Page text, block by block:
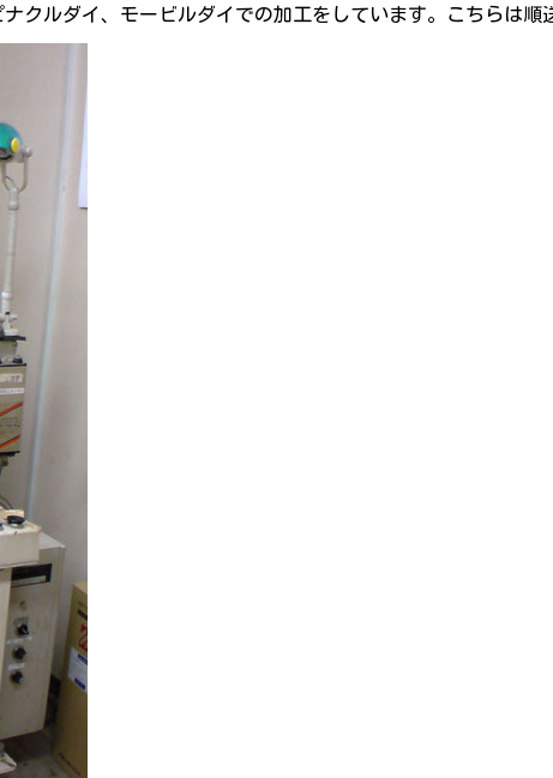
クルダイ、モービルダイでの加工をしています。こちらは順